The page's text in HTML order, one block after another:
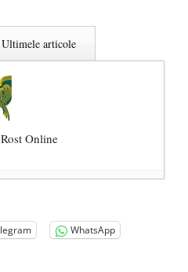
Ultimele articole
Online
despre
Volodymyr
2026
Națiunea
WhatsApp